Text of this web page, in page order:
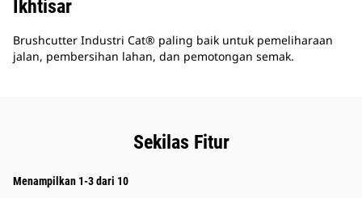
Ikhtisar
Brushcutter Industri Cat® paling baik untuk pemeliharaan
jalan, pembersihan lahan, dan pemotongan semak.
Sekilas Fitur
Menampilkan 1-3 dari 10